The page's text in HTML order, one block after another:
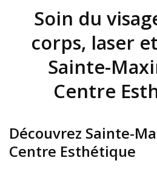
Soin du
corps, laser
Sainte-
Centre
Découvrez Sainte-
Centre Esthétique